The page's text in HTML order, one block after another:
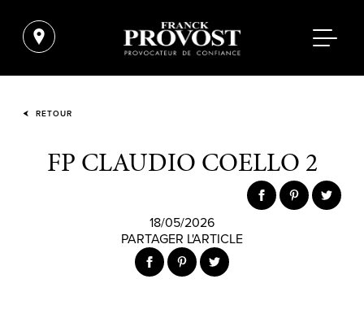
RETOUR
FP CLAUDIO COELLO 2
18/05/2026
PARTAGER L'ARTICLE